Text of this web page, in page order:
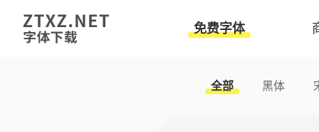
免费字体
全部 黑体